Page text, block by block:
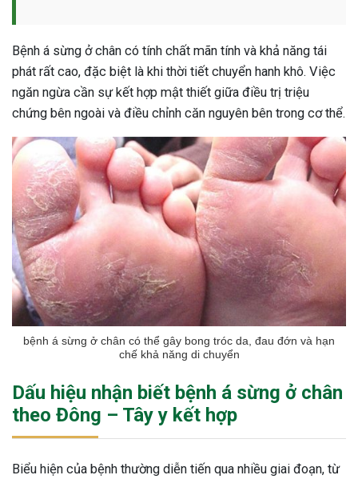
Sau Sinh Có Tự Khỏi
Thông Tin Cần Biết
sau sinh là tình trạng viêm da
phổ biến, khiến đôi bàn tay,
của chị em trở nên khô...
Bệnh á sừng ở chân có tính chất mãn tính và khả năng tái
phát rất cao, đặc biệt là khi thời tiết chuyển hanh khô. Việc
ngăn ngừa cần sự kết hợp mật thiết giữa điều trị triệu
chứng bên ngoài và điều chỉnh căn nguyên bên trong cơ thể.
bệnh á sừng ở chân có thể gây bong tróc da, đau đớn và hạn
chế khả năng di chuyển
Dấu hiệu nhận biết bệnh á sừng ở chân
theo Đông – Tây y kết hợp
Biểu hiện của bệnh thường diễn tiến qua nhiều giai đoạn, từ